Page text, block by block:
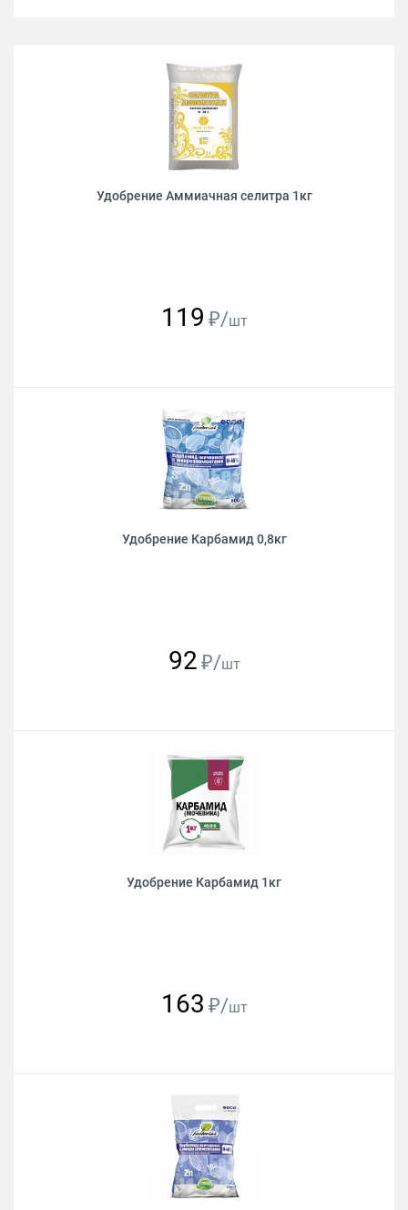
Удобрение Аммиачная селитра 1кг
119 ₽/шт
Удобрение Карбамид 0,8кг
92 ₽/шт
Удобрение Карбамид 1кг
163 ₽/шт